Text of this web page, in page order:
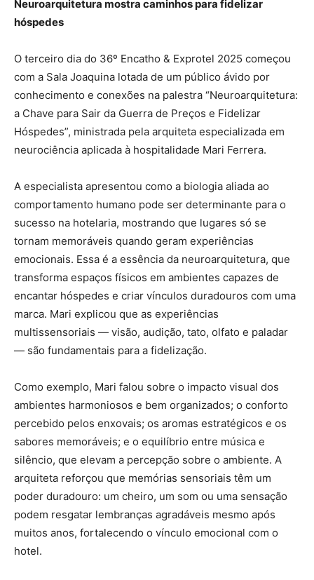
Neuroarquitetura mostra caminhos para fidelizar
hóspedes
O terceiro dia do 36º Encatho & Exprotel 2025 começou
com a Sala Joaquina lotada de um público ávido por
conhecimento e conexões na palestra “Neuroarquitetura:
a Chave para Sair da Guerra de Preços e Fidelizar
Hóspedes”, ministrada pela arquiteta especializada em
neurociência aplicada à hospitalidade Mari Ferrera.
A especialista apresentou como a biologia aliada ao
comportamento humano pode ser determinante para o
sucesso na hotelaria, mostrando que lugares só se
tornam memoráveis quando geram experiências
emocionais. Essa é a essência da neuroarquitetura, que
transforma espaços físicos em ambientes capazes de
encantar hóspedes e criar vínculos duradouros com uma
marca. Mari explicou que as experiências
multissensoriais — visão, audição, tato, olfato e paladar
— são fundamentais para a fidelização.
Como exemplo, Mari falou sobre o impacto visual dos
ambientes harmoniosos e bem organizados; o conforto
percebido pelos enxovais; os aromas estratégicos e os
sabores memoráveis; e o equilíbrio entre música e
silêncio, que elevam a percepção sobre o ambiente. A
arquiteta reforçou que memórias sensoriais têm um
poder duradouro: um cheiro, um som ou uma sensação
podem resgatar lembranças agradáveis mesmo após
muitos anos, fortalecendo o vínculo emocional com o
hotel.